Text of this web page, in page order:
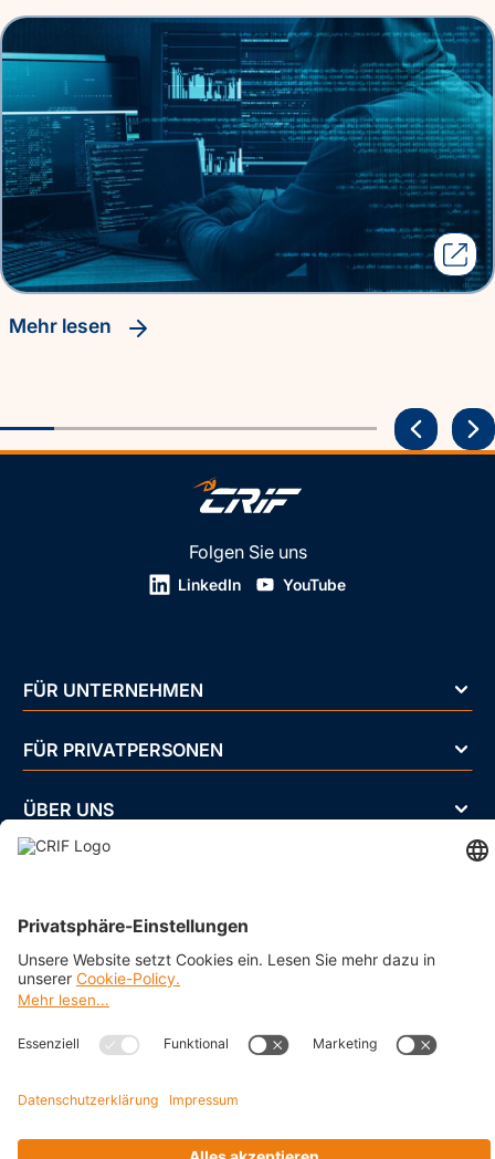
Mehr lesen
Folgen Sie uns
LinkedIn YouTube
FÜR UNTERNEHMEN
FÜR PRIVATPERSONEN
ÜBER UNS
Impressum
Datenschutz
Cookie Policy
Business Ethics Policy